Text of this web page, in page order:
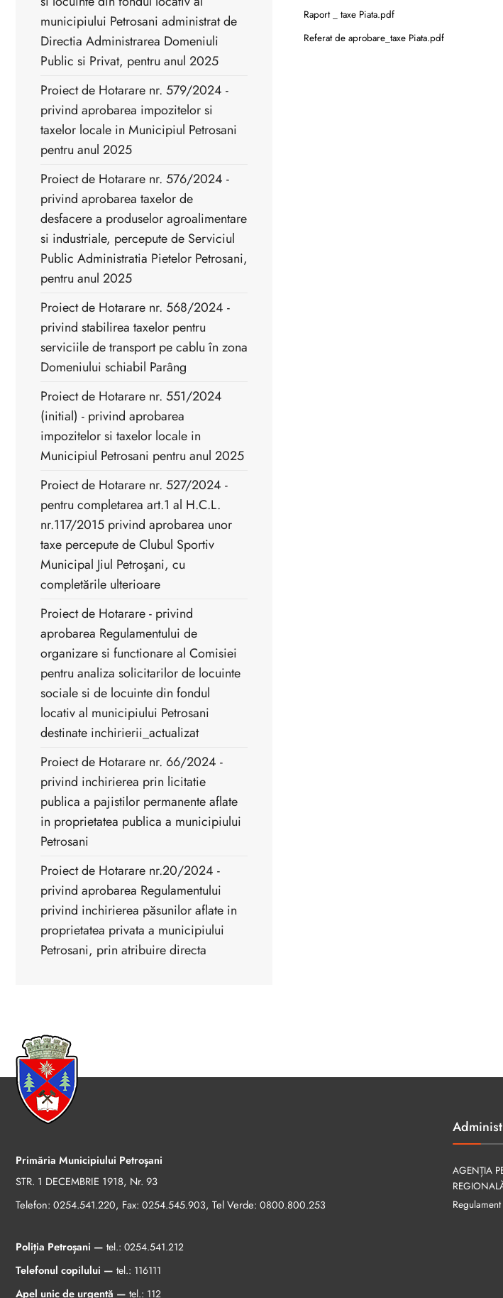
Raport _ taxe Piata.pdf
Referat de aprobare_taxe Piata.pdf
municipiului Petrosani administrat de
Directia Administrarea Domeniuli
Public si Privat, pentru anul 2025
Proiect de Hotarare nr. 579/2024 -
privind aprobarea impozitelor si
taxelor locale in Municipiul Petrosani
pentru anul 2025
Proiect de Hotarare nr. 576/2024 -
privind aprobarea taxelor de
desfacere a produselor agroalimentare
si industriale, percepute de Serviciul
Public Administratia Pietelor Petrosani,
pentru anul 2025
Proiect de Hotarare nr. 568/2024 -
privind stabilirea taxelor pentru
serviciile de transport pe cablu în zona
Domeniului schiabil Parâng
Proiect de Hotarare nr. 551/2024
(initial) - privind aprobarea
impozitelor si taxelor locale in
Municipiul Petrosani pentru anul 2025
Proiect de Hotarare nr. 527/2024 -
pentru completarea art.1 al H.C.L.
nr.117/2015 privind aprobarea unor
taxe percepute de Clubul Sportiv
Municipal Jiul Petroşani, cu
completările ulterioare
Proiect de Hotarare - privind
aprobarea Regulamentului de
organizare si functionare al Comisiei
pentru analiza solicitarilor de locuinte
sociale si de locuinte din fondul
locativ al municipiului Petrosani
destinate inchirierii_actualizat
Proiect de Hotarare nr. 66/2024 -
privind inchirierea prin licitatie
publica a pajistilor permanente aflate
in proprietatea publica a municipiului
Petrosani
Proiect de Hotarare nr.20/2024 -
privind aprobarea Regulamentului
privind inchirierea păsunilor aflate in
proprietatea privata a municipiului
Petrosani, prin atribuire directa
Primăria Municipiului Petroșani
STR. 1 DECEMBRIE 1918, Nr. 93
Telefon: 0254.541.220, Fax: 0254.545.903, Tel Verde: 0800.800.253
Poliția Petroșani — tel.: 0254.541.212
Telefonul copilului — tel.: 116111
Apel unic de urgență — tel.: 112
AGENȚIA